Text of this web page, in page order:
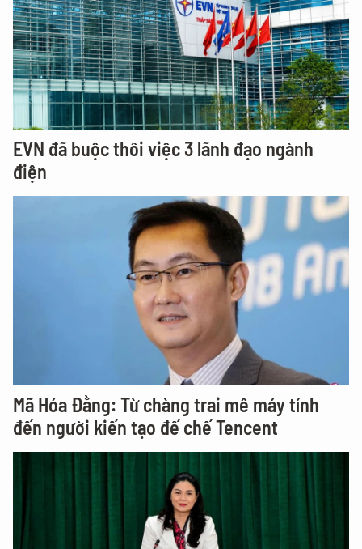
EVN đã buộc thôi việc 3 lãnh đạo ngành
điện
Mã Hóa Đằng: Từ chàng trai mê máy tính
đến người kiến tạo đế chế Tencent